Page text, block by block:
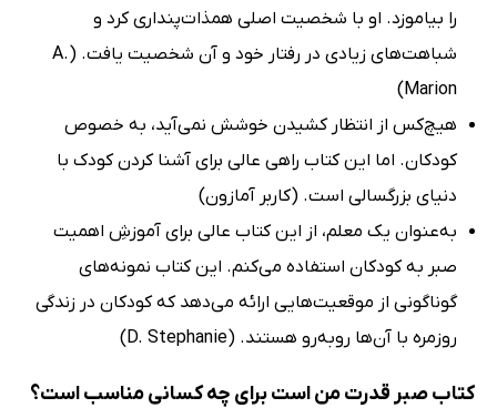
را بیاموزد. او با شخصیت اصلی همذات‌پنداری کرد و
شباهت‌های زیادی در رفتار خود و آن شخصیت یافت. (A.
Marion)
هیچ‌کس از انتظار کشیدن خوشش نمی‌آید، به‌ خصوص
کودکان. اما این کتاب راهی عالی برای آشنا کردن کودک با
دنیای بزرگسالی است. (کاربر آمازون)
به‌عنوان یک معلم، از این کتاب عالی برای آموزشِ اهمیت
صبر به کودکان استفاده می‌کنم. این کتاب نمونه‌های
گوناگونی از موقعیت‌هایی ارائه می‌دهد که کودکان در زندگی
روزمره با آن‌ها روبه‌رو هستند. (D. Stephanie)
کتاب صبر قدرت من است برای چه کسانی مناسب است؟